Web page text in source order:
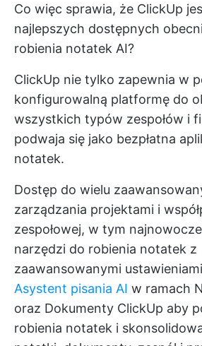
Co więc sprawia, że ClickUp
najlepszych dostępnych
robienia notatek AI?
ClickUp nie tylko zapewnia w
konfigurowalną platformę do
wszystkich typów zespołów i
podwaja się jako bezpłatna
notatek.
Dostęp do wielu
zarządzania projektami i
zespołowej, w tym
narzędzi do robienia notatek z
zaawansowanymi
Asystent pisania AI w ramach
oraz Dokumenty ClickUp aby
robienia notatek i